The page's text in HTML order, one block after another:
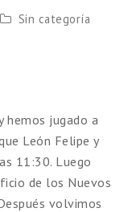
Sin categoría
hemos jugado a
León Felipe y
11:30. Luego
de los Nuevos
volvimos